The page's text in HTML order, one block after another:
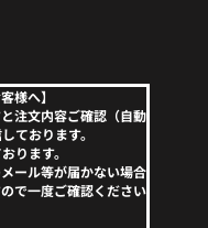
様へ】
注文内容ご確認（自動
ております。
ります。
ール等が届かない場合
で一度ご確認ください